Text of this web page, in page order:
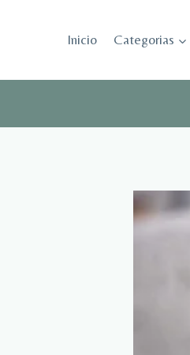
Inicio Categorias